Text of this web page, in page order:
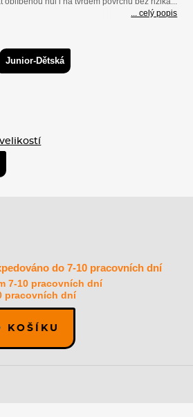
... celý popis
Junior-Dětská
do 7-10 pracovních dní
7-10 pracovních dní
pracovních dní
KOŠÍKU